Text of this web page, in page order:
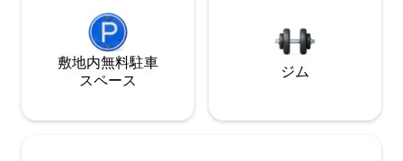
敷地内無料駐⁠車
ス⁠ペ⁠ー⁠ス
ジム